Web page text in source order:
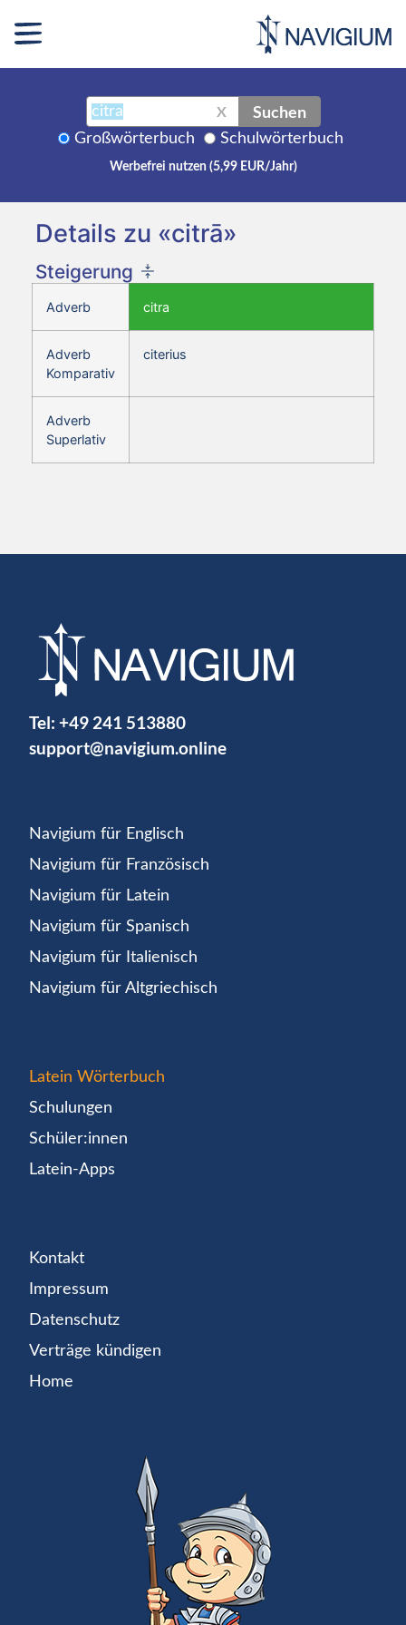
X Suchen
Großwörterbuch Schulwörterbuch
Werbefrei nutzen (5,99 EUR/Jahr)
Details zu «citrā»
Steigerung
Adverb citra
Adverb
Komparativ
citerius
Adverb
Superlativ
Tel: +49 241 513880
support@navigium.online
Navigium für Englisch
Navigium für Französisch
Navigium für Latein
Navigium für Spanisch
Navigium für Italienisch
Navigium für Altgriechisch
Latein Wörterbuch
Schulungen
Schüler:innen
Latein-Apps
Kontakt
Impressum
Datenschutz
Verträge kündigen
Home